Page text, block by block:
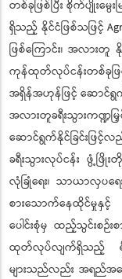
တစ်ခုဖြစ်ပြီး စိုက်ပျိုးမွ
ရှိသည့် နိုင်ငံဖြစ်သဖြင့်
ဖြစ်ကြောင်း၊ အလား
ကုန်ထုတ်လုပ်ငန်းတစ်ခု
အရှိန်အဟုန်ဖြင့် ဆောင်ရွ
အလားတူခရီးသွားကဏ္
ဆောင်ရွက်နိုင်ခြင်းဖြင့်
ခရီးသွားလုပ်ငန်း ဖွံ့ဖ
လုံခြုံရေး၊ သာယာလှပ
စားသောက်နေထိုင်မှုနှင့်
ပေါင်းစုံမှ ထည့်သွင်းစဉ်
ထုတ်လုပ်လျက်ရှိသည့် ရိုး
များသည်လည်း အရည်အသွေ